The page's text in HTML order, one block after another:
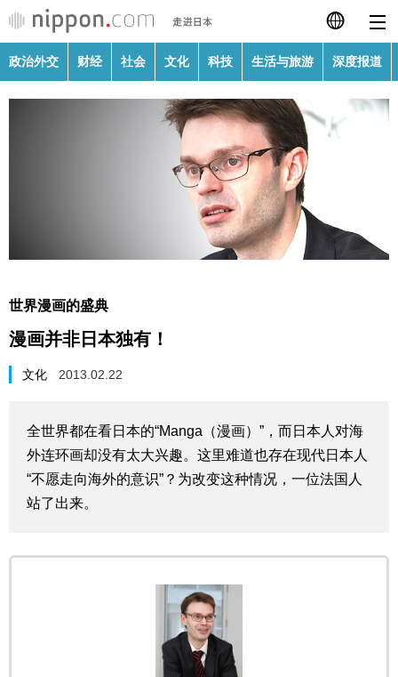
日本語
English
繁體字
Français
Español
科技
生活与旅游
深度报道
政治外交 财经 社会 文化 科技 生活与旅游 深度报道
世界漫画的盛典
漫画并非日本独有！
文化 2013.02.22
全世界都在看日本的“Manga（漫画）”，而日本人对海
外连环画却没有太大兴趣。这里难道也存在现代日本人
“不愿走向海外的意识”？为改变这种情况，一位法国人
站了出来。